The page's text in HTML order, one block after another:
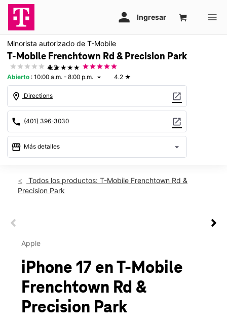
Minorista autorizado de T-Mobile
T-Mobile Frenchtown Rd & Precision Park
★★★★★
4.2
Abierto : 10:00 a.m. - 8:00 p.m. arrow_drop_down 4.2 ★
location_on Directions open_in_new
call (401) 396-3030 open_in_new
storefront Más detalles arrow_drop_down
Sáb.: 10:00 a.m. a 8:00 p.m.
Dom.: 11:00 a.m. a 6:00 p.m.
Vie.:
42 Frenchtown Rd #4 North Kingstown, RI 02852
Todos los productos: T-Mobile Frenchtown Rd &
Precision Park
This carousel shows one large product image at a time. Use
Apple
iPhone 17 en T-Mobile
Frenchtown Rd &
Precision Park